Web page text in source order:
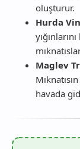
oluşturur.
Hurda
Maglev
havada